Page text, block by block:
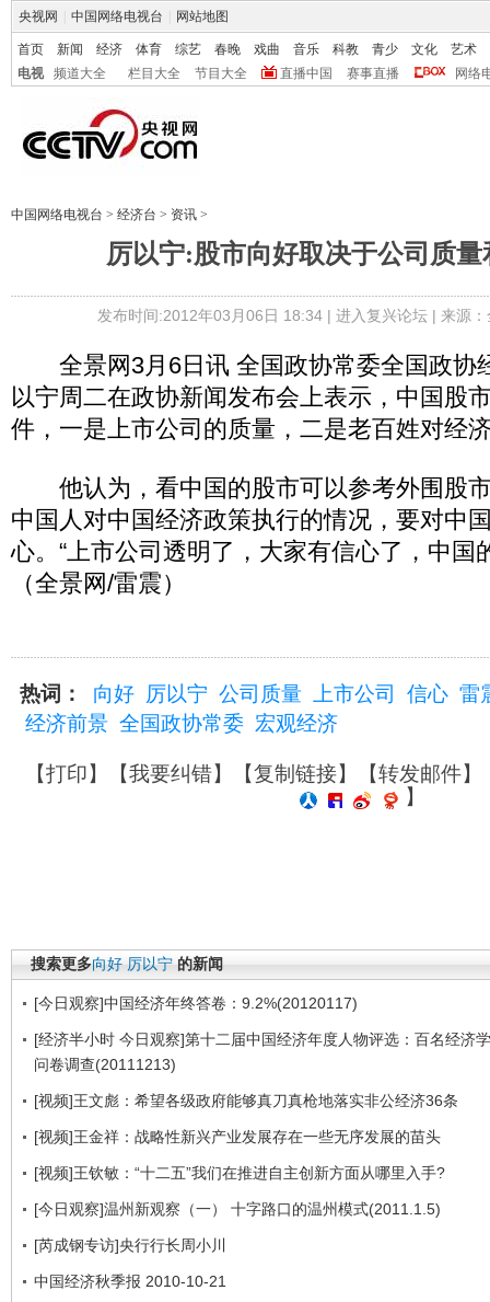
央视网 中国网络电视台 网站地图
首页 新闻 经济 体育 综艺 春晚 戏曲 音乐 科教 青少 文化
艺术
电视
频道大全 栏目大全 节目大全 直播中国 赛事直播 网络
中国网络电视台 > 经济台 > 资讯 >
厉以宁:股市向好取决于公司质
发布时间:2012年03月06日 18:34 | 进入复兴论坛| 来源
全景网3月6日讯 全国政协常委全国政协
以宁周二在政协新闻发布会上表示，中国股
件，一是上市公司的质量，二是老百姓对经
他认为，看中国的股市可以参考外围股
中国人对中国经济政策执行的情况，要对中
心。“上市公司透明了，大家有信心了，中国
（全景网/雷震）
热词： 向好 厉以宁 公司质量 上市公司 信心 雷
经济前景 全国政协常委 宏观经济
【打印】【我要纠错】【复制链接】【转发邮件】
】
搜索更多向好 厉以宁 的新闻
[今日观察]中国经济年终答卷：9.2%(20120117)
[经济半小时 今日观察]第十二届中国经济年度人物评选：百名经济
问卷调查(20111213)
[视频]王文彪：希望各级政府能够真刀真枪地落实非公经济36条
[视频]王金祥：战略性新兴产业发展存在一些无序发展的苗头
[视频]王钦敏：“十二五”我们在推进自主创新方面从哪里入手?
[今日观察]温州新观察（一） 十字路口的温州模式(2011.1.5)
[芮成钢专访]央行行长周小川
中国经济秋季报 2010-10-21